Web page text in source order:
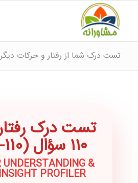
تست درک شما از رفتار و حرکات
تست درک
۱۱۰ سؤال (BDA-110)
UNDERSTANDING &
PROFILER